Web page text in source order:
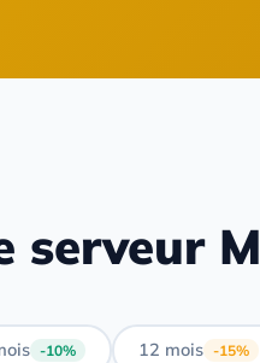
serveur
-10% 12 mois -15%